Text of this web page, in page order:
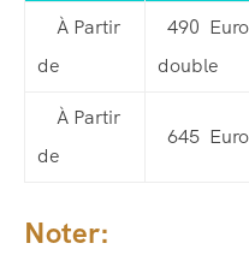
À Partir
de
490
double
À Partir
de
645
Noter: